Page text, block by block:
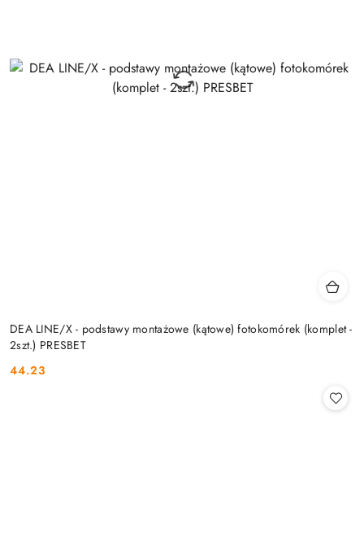
DEA LINE/X - podstawy montażowe (kątowe) fotokomórek (komplet -
2szt.) PRESBET
Cena:
44.23